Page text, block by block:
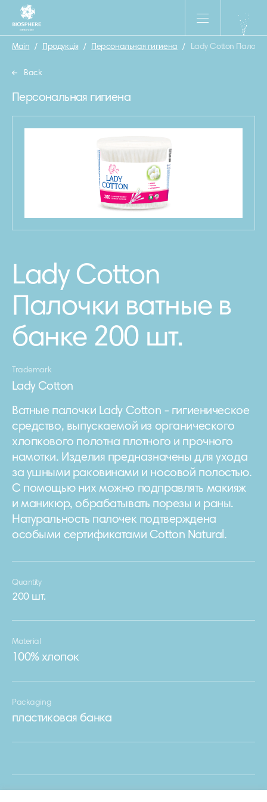
Main / Продукція / Персональная гигиена / Lady Cotton
Back
Персональная гигиена
Lady Cotton
Палочки ватные в
банке 200 шт.
Trademark
Lady Cotton
Ватные палочки Lady Cotton - гигиеническое
средство, выпускаемой из органического
хлопкового полотна плотного и прочного
намотки. Изделия предназначены для ухода
за ушными раковинами и носовой полостью.
С помощью них можно подправлять макияж
и маникюр, обрабатывать порезы и раны.
Натуральность палочек подтверждена
особыми сертификатами Cotton Natural.
Quantity
200 шт.
Material
100% хлопок
Packaging
пластиковая банка